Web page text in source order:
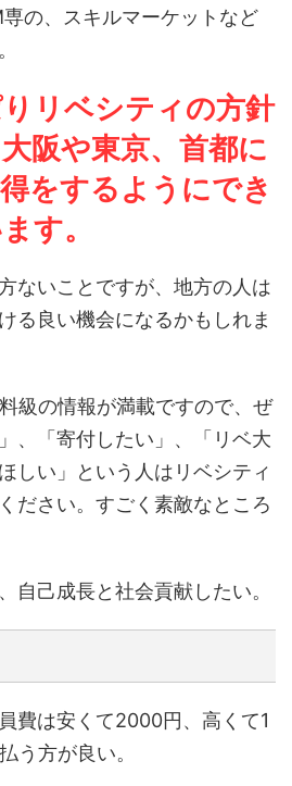
の、スキルマーケットなど
リベシティの方針
阪や東京、首都に
をするようにでき
す。
ないことですが、地方の人は
る良い機会になるかもしれま
級の情報が満載ですので、ぜ
、「寄付したい」、「リベ大
しい」という人はリベシティ
ださい。すごく素敵なところ
自己成長と社会貢献したい。
費は安くて2000円、高くて1
う方が良い。